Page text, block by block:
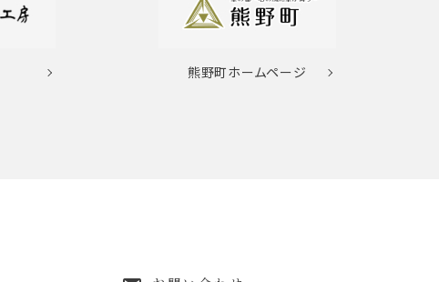
熊野町ホームページ